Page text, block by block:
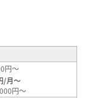
円～
/月～
円～